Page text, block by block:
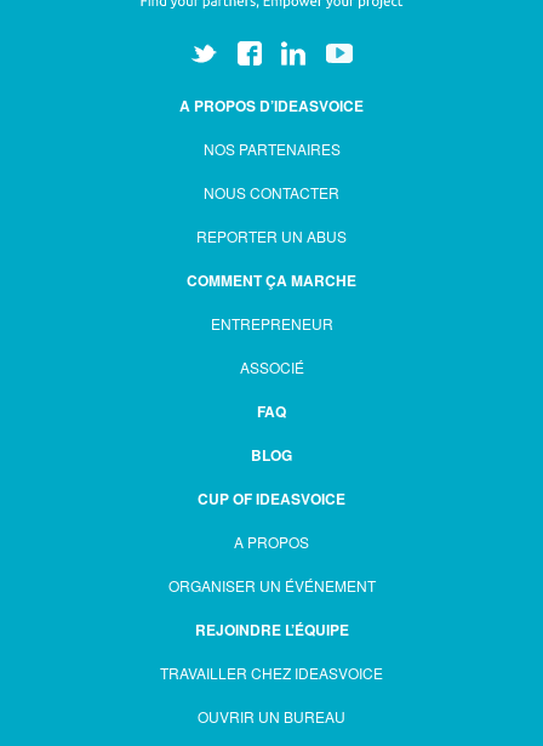
A PROPOS D’IDEASVOICE
NOS PARTENAIRES
NOUS CONTACTER
REPORTER UN ABUS
COMMENT ÇA MARCHE
ENTREPRENEUR
ASSOCIÉ
FAQ
BLOG
CUP OF IDEASVOICE
A PROPOS
ORGANISER UN ÉVÉNEMENT
REJOINDRE L’ÉQUIPE
TRAVAILLER CHEZ IDEASVOICE
OUVRIR UN BUREAU